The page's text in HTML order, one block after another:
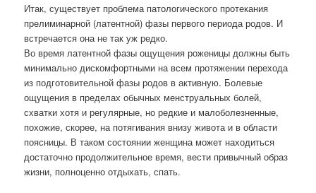
Итак, существует проблема патологического протекания
прелиминарной (латентной) фазы первого периода родов. И
встречается она не так уж редко.
Во время латентной фазы ощущения роженицы должны быть
минимально дискомфортными на всем протяжении перехода
из подготовительной фазы родов в активную. Болевые
ощущения в пределах обычных менструальных болей,
схватки хотя и регулярные, но редкие и малоболезненные,
похожие, скорее, на потягивания внизу живота и в области
поясницы. В таком состоянии женщина может находиться
достаточно продолжительное время, вести привычный образ
жизни, полноценно отдыхать, спать.